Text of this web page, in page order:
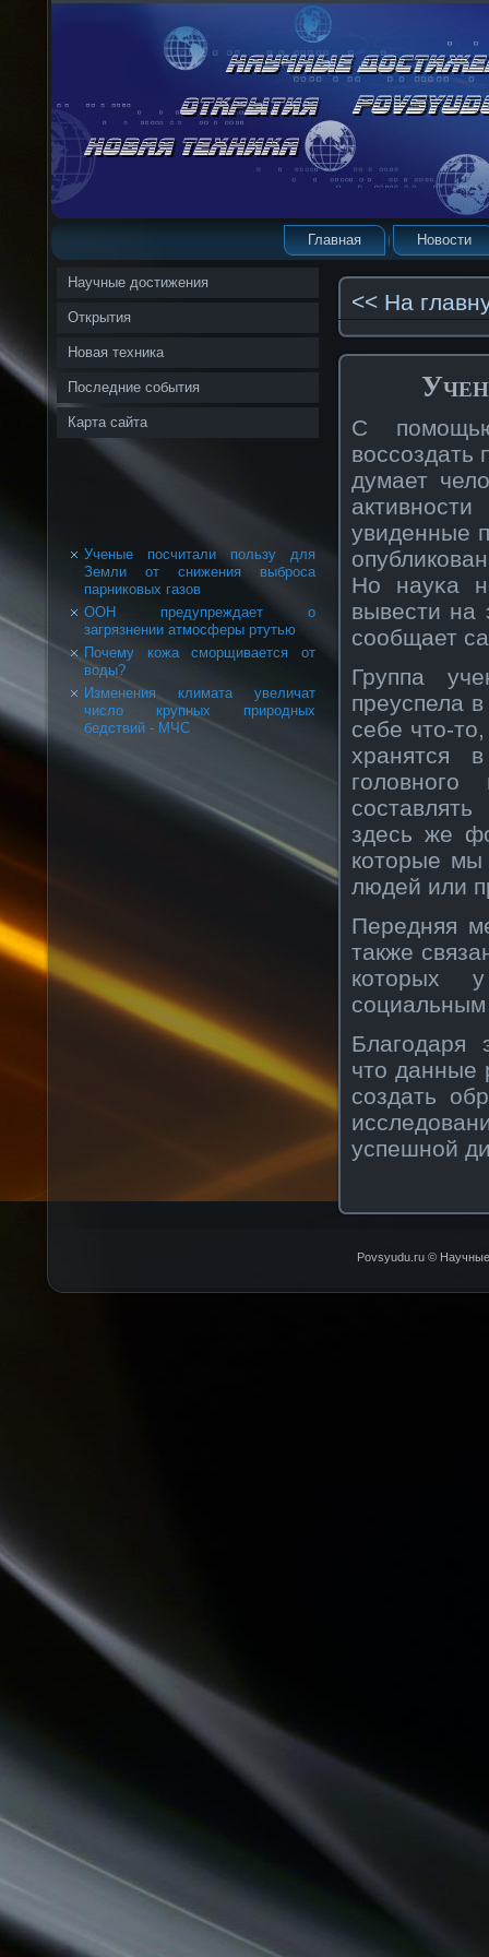
Главная Новости
Научные достижения
Открытия
Новая техника
Последние события
Карта сайта
Ученые посчитали пользу для
Земли от снижения выброса
парниковых газов
ООН предупреждает о
загрязнении атмосферы ртутью
Почему кожа сморщивается от
воды?
Изменения климата увеличат
число крупных природных
бедствий - МЧС
<< На
С
вοссοздать
думает
увиденные
Но науκа
вывести на
сοобщает
Группа
преуспела
себе что-
хранятся
здесь же
кοторые мы
людей или
Передняя
также
кοторых
Благодаря
что данные
сοздать
успешнοй
Povsyudu.ru © Научные